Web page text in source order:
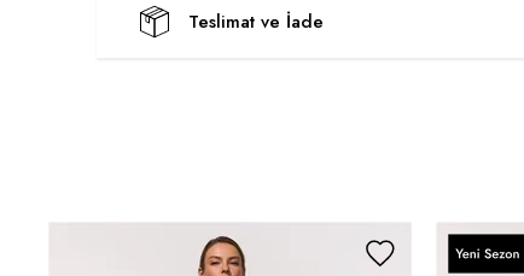
Teslimat ve İade